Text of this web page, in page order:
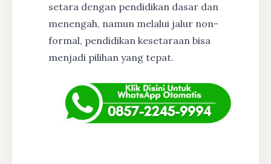
setara dengan pendidikan dasar dan
menengah, namun melalui jalur non-
formal, pendidikan kesetaraan bisa
menjadi pilihan yang tepat.